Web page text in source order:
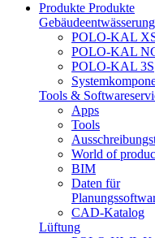
Produkte Produkte
Gebäudeentwässerung
POLO-KAL
POLO-KAL
POLO-KAL 3S
Tools &
Apps
Tools
World of
BIM
Daten für
CAD-Katalog
Lüftung